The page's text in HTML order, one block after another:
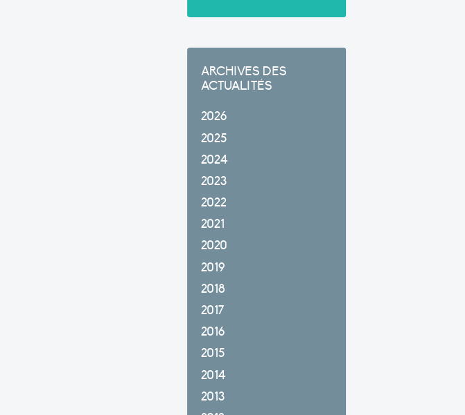
ARCHIVES DES
ACTUALITÉS
2026
2025
2024
2023
2022
2021
2020
2019
2018
2017
2016
2015
2014
2013